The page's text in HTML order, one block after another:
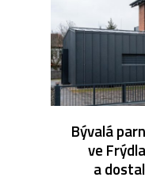
Bývalá
ve
a